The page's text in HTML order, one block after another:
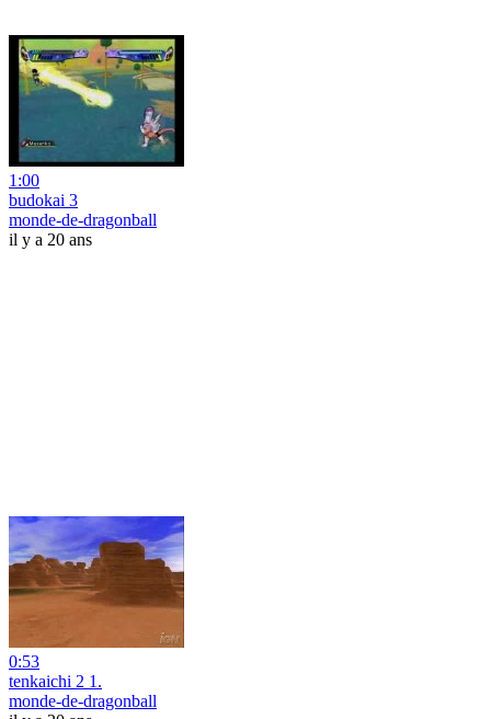
1:00
budokai 3
monde-de-dragonball
il y a 20 ans
0:53
tenkaichi 2 1.
monde-de-dragonball